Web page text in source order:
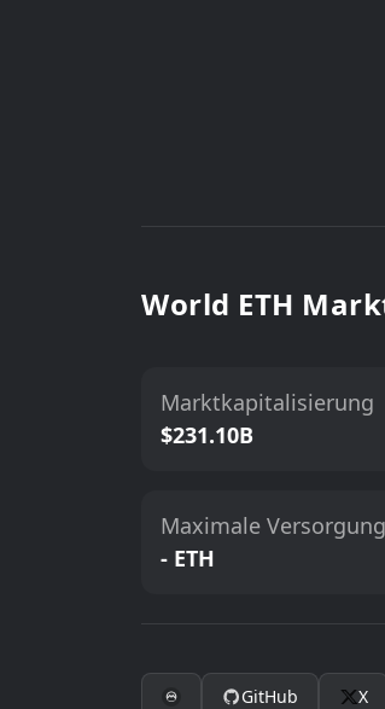
World ETH
Marktkapitalisierung
$231.10B
Maximale Versorgung
- ETH
GitHub X